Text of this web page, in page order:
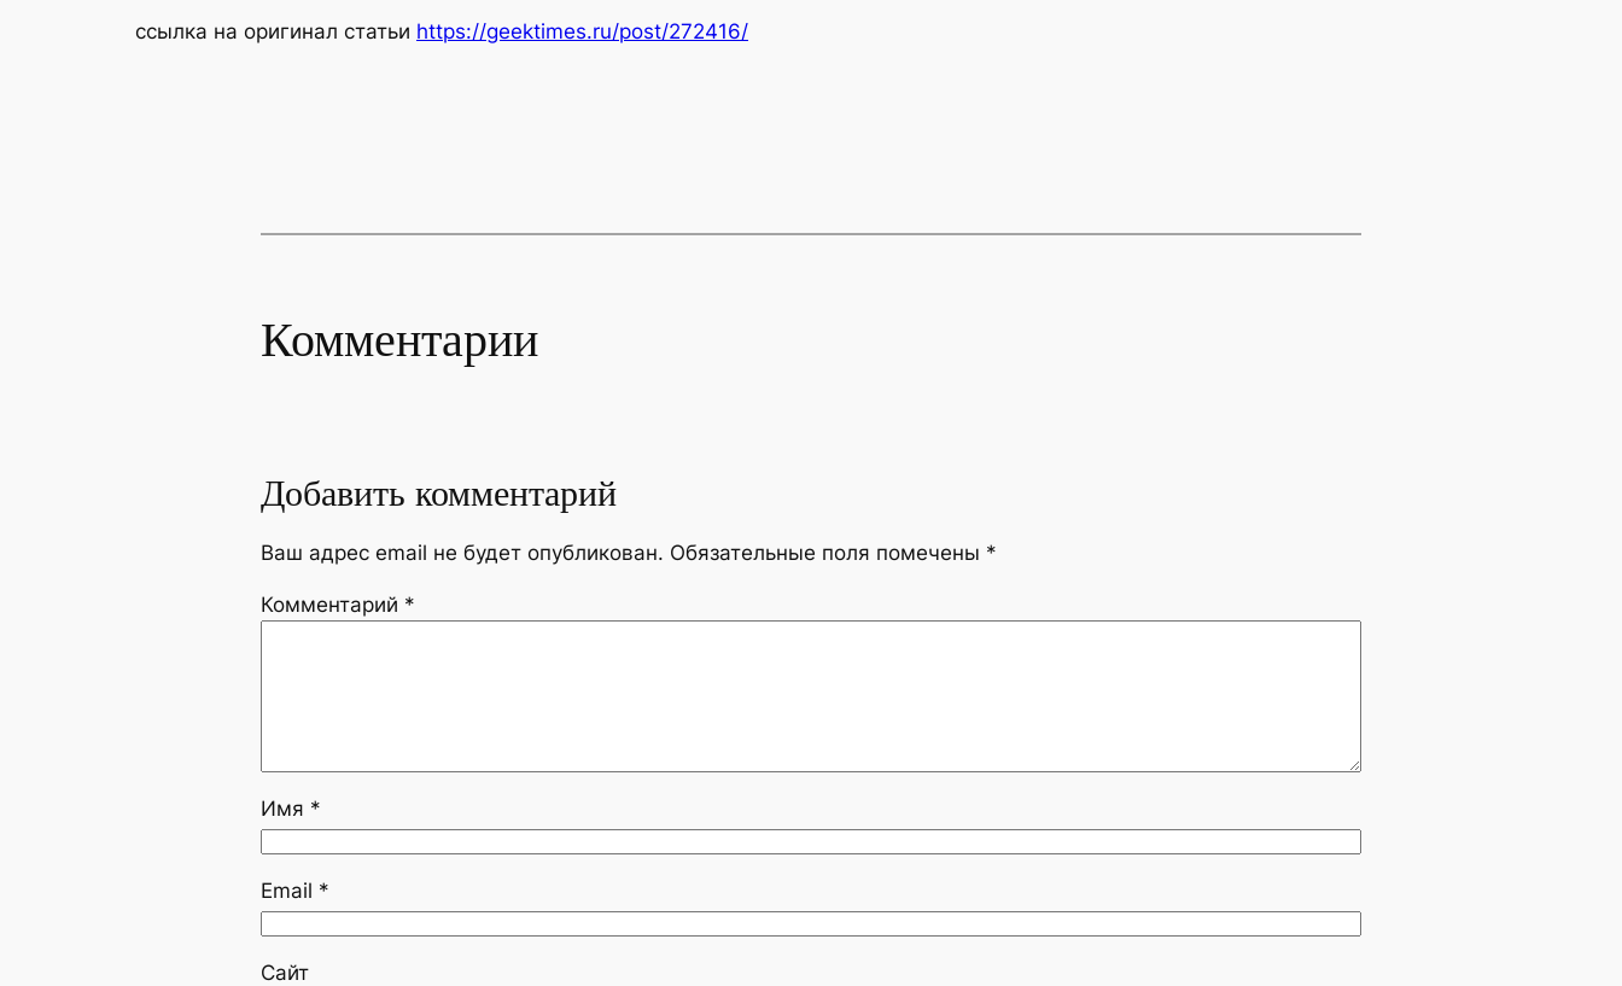
ссылка на оригинал статьи https://geektimes.ru/post/272416/
Комментарии
Добавить комментарий
Ваш адрес email не будет опубликован. Обязательные поля помечены *
Комментарий *
Имя *
Email *
Сайт